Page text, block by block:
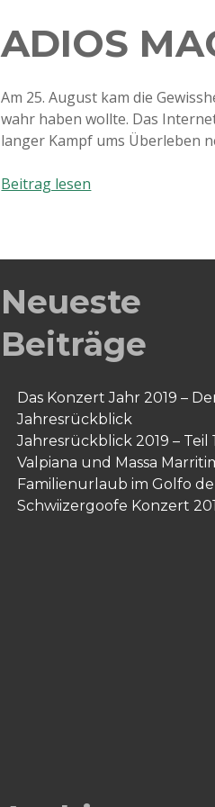
ADIOS
Am 25. August kam die
wahr haben wollte. Das
langer Kampf ums Überleben
Beitrag lesen
Neueste
Beiträge
Das Konzert Jahr 2019 –
Jahresrückblick
Jahresrückblick 2019 – Teil 1
Valpiana und Massa
Familienurlaub im Golfo
Schwiizergoofe Konzert